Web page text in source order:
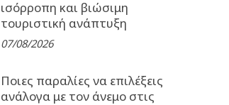
ισόρροπη και βιώσιμη
τουριστική ανάπτυξη
07/08/2026
Ποιες παραλίες να επιλέξεις
ανάλογα με τον άνεμο στις